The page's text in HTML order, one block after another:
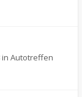
in Autotreffen